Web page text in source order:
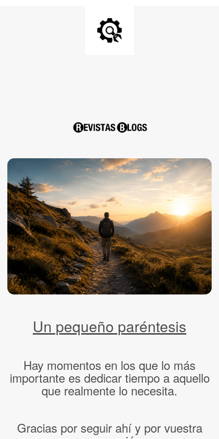
Un pequeño paréntesis
Hay momentos en los que lo más
importante es dedicar tiempo a aquello
que realmente lo necesita.
Gracias por seguir ahí y por vuestra